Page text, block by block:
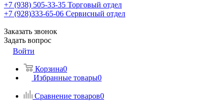
+7 (938) 505-33-35 Торговый отдел
+7 (928)333-65-06 Сервисный отдел
Заказать звонок
Задать вопрос
Войти
Корзина0
Избранные товары0
Сравнение товаров0